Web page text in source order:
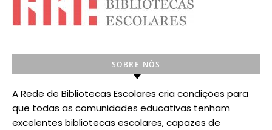
SOBRE NÓS
A Rede de Bibliotecas Escolares cria condições para
que todas as comunidades educativas tenham
excelentes bibliotecas escolares, capazes de